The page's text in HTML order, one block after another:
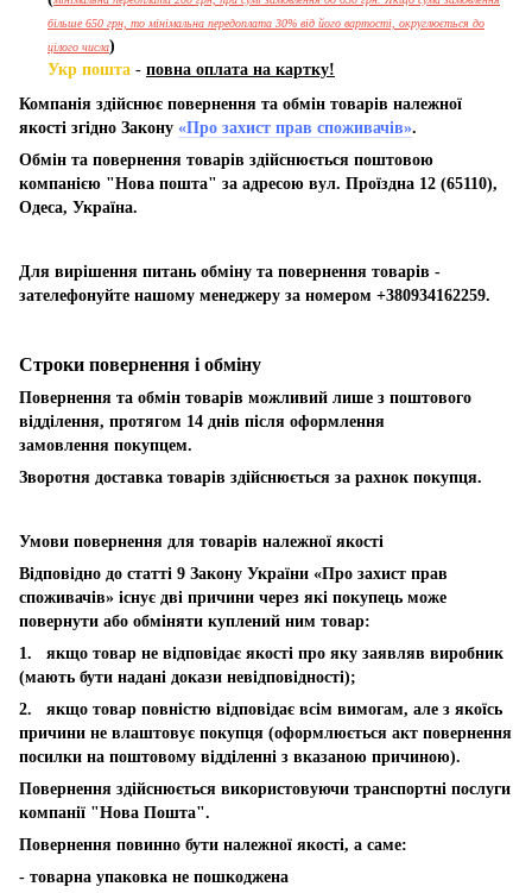
більше 650 грн, то мінімальна передоплата 30% від його вартості, округлюється до
цілого числа)
Укр пошта - повна оплата на картку!
Компанія здійснює повернення та обмін товарів належної
якості згідно Закону «Про захист прав споживачів».
Обмін та повернення товарів здійснюється поштовою
компанією "Нова пошта" за адресою вул. Проїздна 12 (65110),
Одеса, Україна.
Для вирішення питань обміну та повернення товарів -
зателефонуйте нашому менеджеру за номером +380934162259.
Строки повернення і обміну
Повернення та обмін товарів можливий лише з поштового
відділення, протягом 14 днів після оформлення
замовлення покупцем.
Зворотня доставка товарів здійснюється за рахнок покупця.
Умови повернення для товарів належної якості
Відповідно до статті 9 Закону України «Про захист прав
споживачів» існує дві причини через які покупець може
повернути або обміняти куплений ним товар:
1. якщо товар не відповідає якості про яку заявляв виробник
(мають бути надані докази невідповідності);
2. якщо товар повністю відповідає всім вимогам, але з якоїсь
причини не влаштовує покупця (оформлюється акт повернення
посилки на поштовому відділенні з вказаною причиною).
Повернення здійснюється використовуючи транспортні послуги
компанії "Нова Пошта".
Повернення повинно бути належної якості, а саме:
- товарна упаковка не пошкоджена